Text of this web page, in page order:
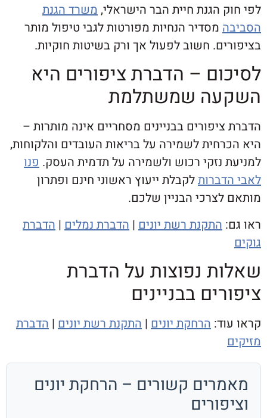
הגנת חיית הבר הישראלי,משרד הגנת
מסדיר הנחיות מפורטות לגבי טיפול מותר
חשוב לפעול אך ורק בשיטות חוקיות.
– הדברת ציפורים היא
שמשתלמת
בבניינים מסחריים אינה מותרות –
לשמירה על בריאות העובדים והלקוחות,
נזקי רכוש ולשמירה על תדמית העסק.פנו
לקבלת ייעוץ ראשוני חינם ופתרון
הבניין שלכם.
התקנת רשת יונים|הדברת נמלים| הדברת
נפוצות על הדברת
בבניינים
הרחקת יונים|התקנת רשת יונים|הדברת
קשורים – הרחקת יונים